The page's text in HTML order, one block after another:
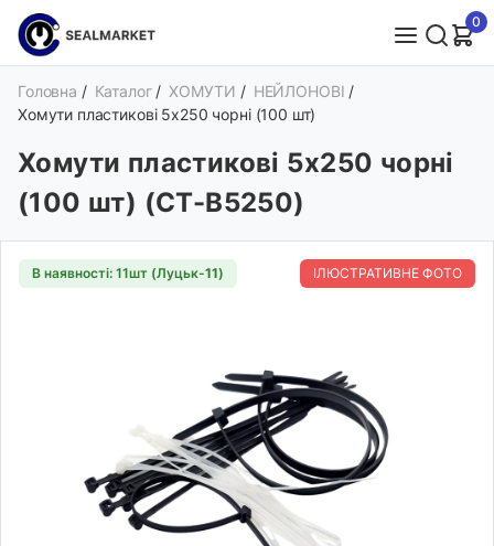
0
Головна / Каталог / ХОМУТИ / НЕЙЛОНОВІ /
Хомути пластикові 5х250 чорні (100 шт)
Хомути пластикові 5х250 чорні
(100 шт) (CT-B5250)
В наявності: 11шт (Луцьк-11) ІЛЮСТРАТИВНЕ ФОТО